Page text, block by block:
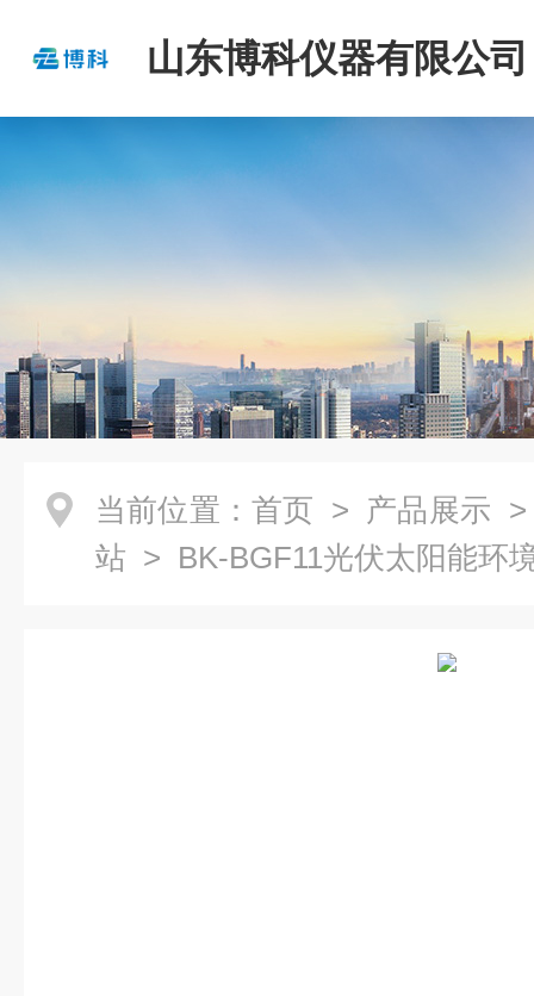
山东博科仪器有限公司
当前位置： 首页 > 产品展示
站 > BK-BGF11光伏太阳能环